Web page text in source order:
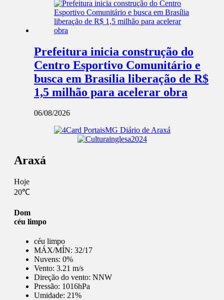
Prefeitura inicia construção do
Centro Esportivo Comunitário e
busca em Brasília liberação de R$
1,5 milhão para acelerar obra
06/08/2026
Araxá
Hoje
20℃
Dom
céu limpo
céu limpo
MÁX/MÍN: 32/17
Nuvens: 0%
Vento: 3.21 m/s
Direção do vento: NNW
Pressão: 1016hPa
Umidade: 21%